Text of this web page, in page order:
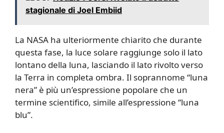
stagionale di Joel Embiid
La NASA ha ulteriormente chiarito che durante
questa fase, la luce solare raggiunge solo il lato
lontano della luna, lasciando il lato rivolto verso
la Terra in completa ombra. Il soprannome “luna
nera” è più un’espressione popolare che un
termine scientifico, simile all’espressione “luna
blu”.